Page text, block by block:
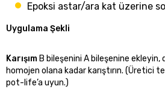
Epoksi astar/ara kat üzerine
Uygulama Şekli
Karışım B bileşenini A bileşenine ekleyin,
homojen olana kadar karıştırın. (Üretici
pot-life’a uyun.)